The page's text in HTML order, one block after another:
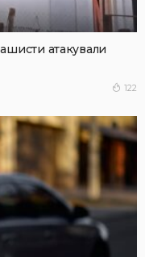
атакували
122